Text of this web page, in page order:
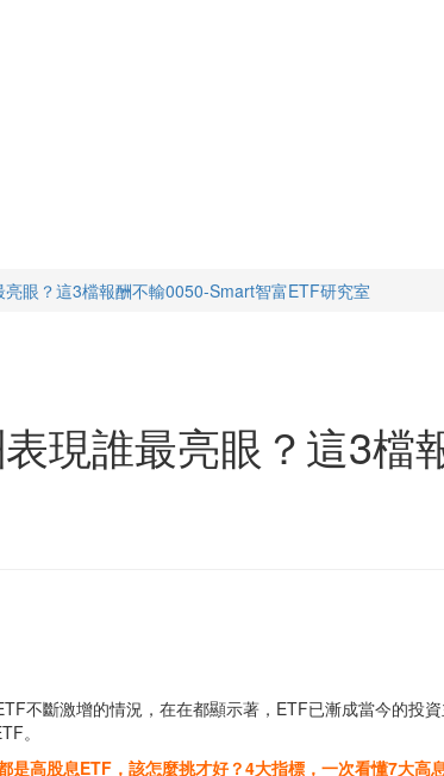
眼？這3檔報酬不輸0050-Smart智富ETF研究室
現誰最亮眼？這3檔
不斷激增的情況，在在都顯示著，ETF已漸成當今的投
。
是高股息ETF，該怎麼挑才好？4大指標，一次看懂7大高